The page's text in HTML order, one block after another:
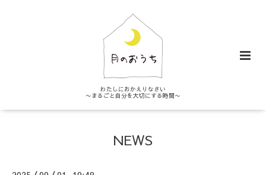
わたしにおかえりなさい
〜まるごと自分を大切にする時間〜
NEWS